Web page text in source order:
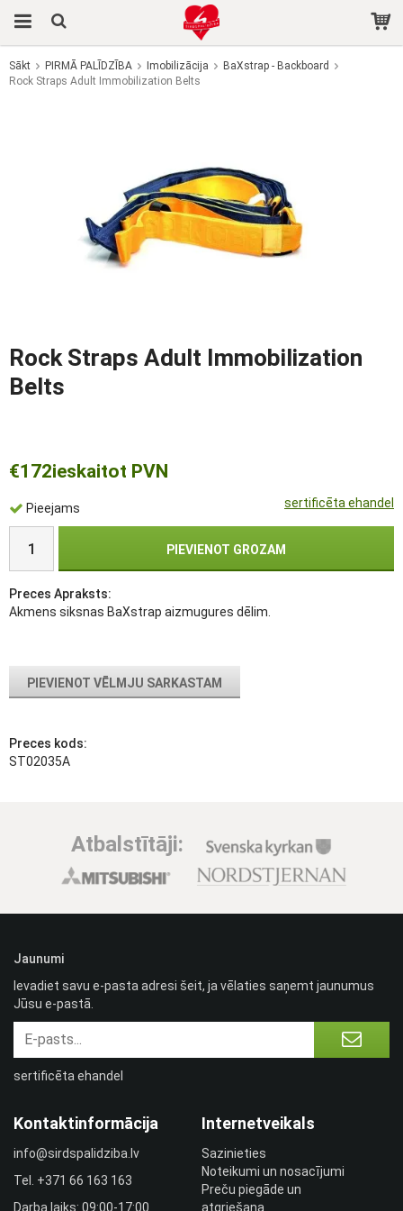
Prece tika pievienota jūsu grozam
Sākt PIRMĀ PALĪDZĪBA Imobilizācija
BaXstrap - Backboard
Rock Straps Adult Immobilization Belts
Rock Straps Adult Immobilization
Belts
sertificēta ehandel
€172ieskaitot PVN
Pieejams
PIEVIENOT GROZAM
Preces Apraksts:
Akmens siksnas BaXstrap aizmugures dēlim.
PIEVIENOT VĒLMJU SARKASTAM
Preces kods:
ST02035A
Atbalstītāji:
Kontaktinformācija
info@sirdspalidziba.lv
Tel. +371 66 163 163​
Darba laiks: 09:00-17:00
Internetveikals
Sazinieties
Noteikumi un nosacījumi
Preču piegāde un
atgriešana
Jaunumi
Ievadiet savu e-pasta adresi šeit, ja vēlaties saņemt jaunumus
Jūsu e-pastā.
sertificēta ehandel